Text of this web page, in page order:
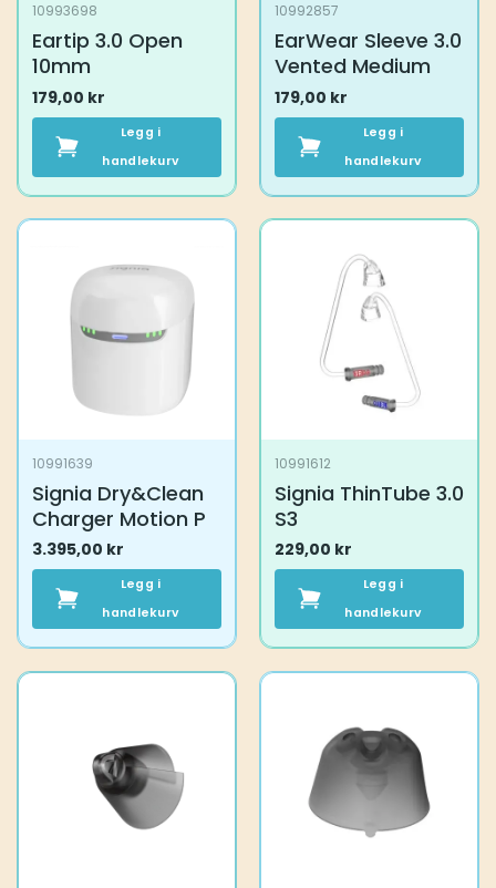
10993698
Eartip 3.0 Open
10mm
179,00 kr
Legg i
handlekurv
10992857
EarWear Sleeve 3.0
Vented Medium
179,00 kr
Legg i
handlekurv
10991639
Signia Dry&Clean
Charger Motion P
3.395,00 kr
Legg i
handlekurv
10991612
Signia ThinTube 3.0
S3
229,00 kr
Legg i
handlekurv